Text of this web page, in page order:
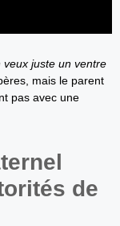
juste un ventre
mais le parent
pas avec une
de